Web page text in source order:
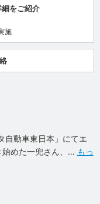
をご紹介
施
自動車東日本」にてエ
めた一兜さん、
もっ